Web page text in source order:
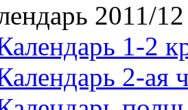
2011/12
1-2
2-ая